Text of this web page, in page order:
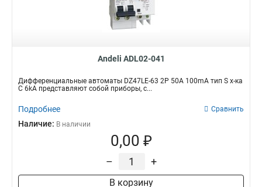
Andeli ADL02-041
Дифференциальные автоматы DZ47LE-63 2P 50A 100mA тип S х-ка
С 6kA представляют собой приборы, с...
Подробнее Сравнить
Наличие: В наличии
0,00 ₽
– +
В корзину